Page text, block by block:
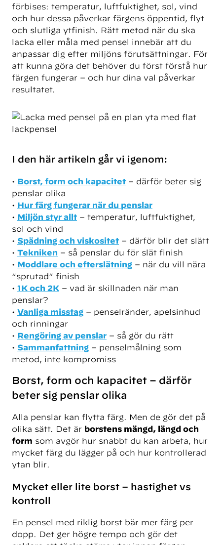
förbises: temperatur, luftfuktighet, sol, vind
och hur dessa påverkar färgens öppentid, flyt
och slutliga ytfinish. Rätt metod när du ska
lacka eller måla med pensel innebär att du
anpassar dig efter miljöns förutsättningar. För
att kunna göra det behöver du först förstå hur
färgen fungerar – och hur dina val påverkar
resultatet.
I den här artikeln går vi igenom:
• Borst, form och kapacitet – därför beter sig
penslar olika
• Hur färg fungerar när du penslar
• Miljön styr allt – temperatur, luftfuktighet,
sol och vind
• Spädning och viskositet – därför blir det slätt
• Tekniken – så penslar du för slät finish
• Moddlare och efterslätning – när du vill nära
“sprutad” finish
• 1K och 2K – vad är skillnaden när man
penslar?
• Vanliga misstag – penselränder, apelsinhud
och rinningar
• Rengöring av penslar – så gör du rätt
• Sammanfattning – penselmålning som
metod, inte kompromiss
Borst, form och kapacitet – därför
beter sig penslar olika
Alla penslar kan flytta färg. Men de gör det på
olika sätt. Det är borstens mängd, längd och
form som avgör hur snabbt du kan arbeta, hur
mycket färg du lägger på och hur kontrollerad
ytan blir.
Mycket eller lite borst – hastighet vs
kontroll
En pensel med riklig borst bär mer färg per
dopp. Det ger högre tempo och gör det